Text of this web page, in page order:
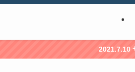
2021.7.10 サイ